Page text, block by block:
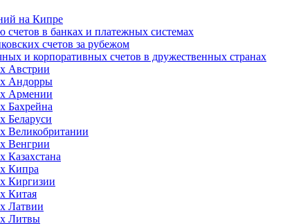
на Кипре
счетов в банках и платежных системах
счетов за рубежом
и корпоративных счетов в дружественных странах
Австрии
Андорры
Армении
Бахрейна
Беларуси
Великобритании
Венгрии
Казахстана
Кипра
Киргизии
Китая
Латвии
Литвы